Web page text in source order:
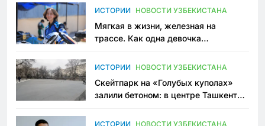
ИСТОРИИ НОВОСТИ УЗБЕКИСТАНА
Мягкая в жизни, железная на
трассе. Как одна девочка
Узбекистане
ИСТОРИИ НОВОСТИ УЗБЕКИСТАНА
Скейтпарк на «Голубых куполах»
залили бетоном: в центре Ташкента
пространство
ИСТОРИИ НОВОСТИ УЗБЕКИСТАНА